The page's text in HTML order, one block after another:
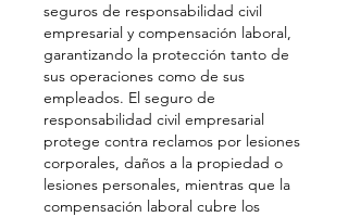
seguros de responsabilidad civil
empresarial y compensación laboral,
garantizando la protección tanto de
sus operaciones como de sus
empleados. El seguro de
responsabilidad civil empresarial
protege contra reclamos por lesiones
corporales, daños a la propiedad o
lesiones personales, mientras que la
compensación laboral cubre los